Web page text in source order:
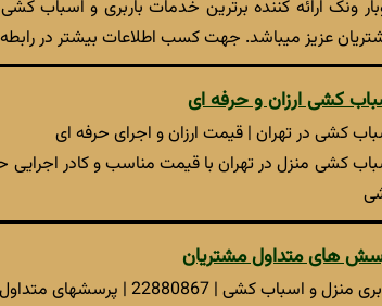
عزیز میباشد. جهت کسب اطلاعات بیشتر در
کشی ارزان و حرفه ای
کشی در تهران | قیمت ارزان و اجرای حرفه ای
کشی منزل در تهران با قیمت مناسب و کادر اجرایی
های متداول مشتریان
منزل و اسباب کشی | 22880867 | پرسشهای متداول